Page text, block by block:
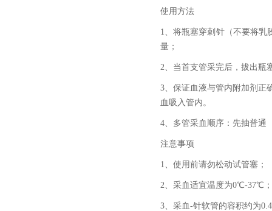
使用方法
1、将瓶塞穿刺针（不要将乳
量；
2、当首支管采完后，拔出瓶
3、保证血液与管内附加剂正
血吸入管内。
4、多管采血顺序：先抽普通
注意事项
1、使用前请勿松动试管塞；
2、采血适宜温度为0℃-37℃；
3、采血-针软管的容积约为